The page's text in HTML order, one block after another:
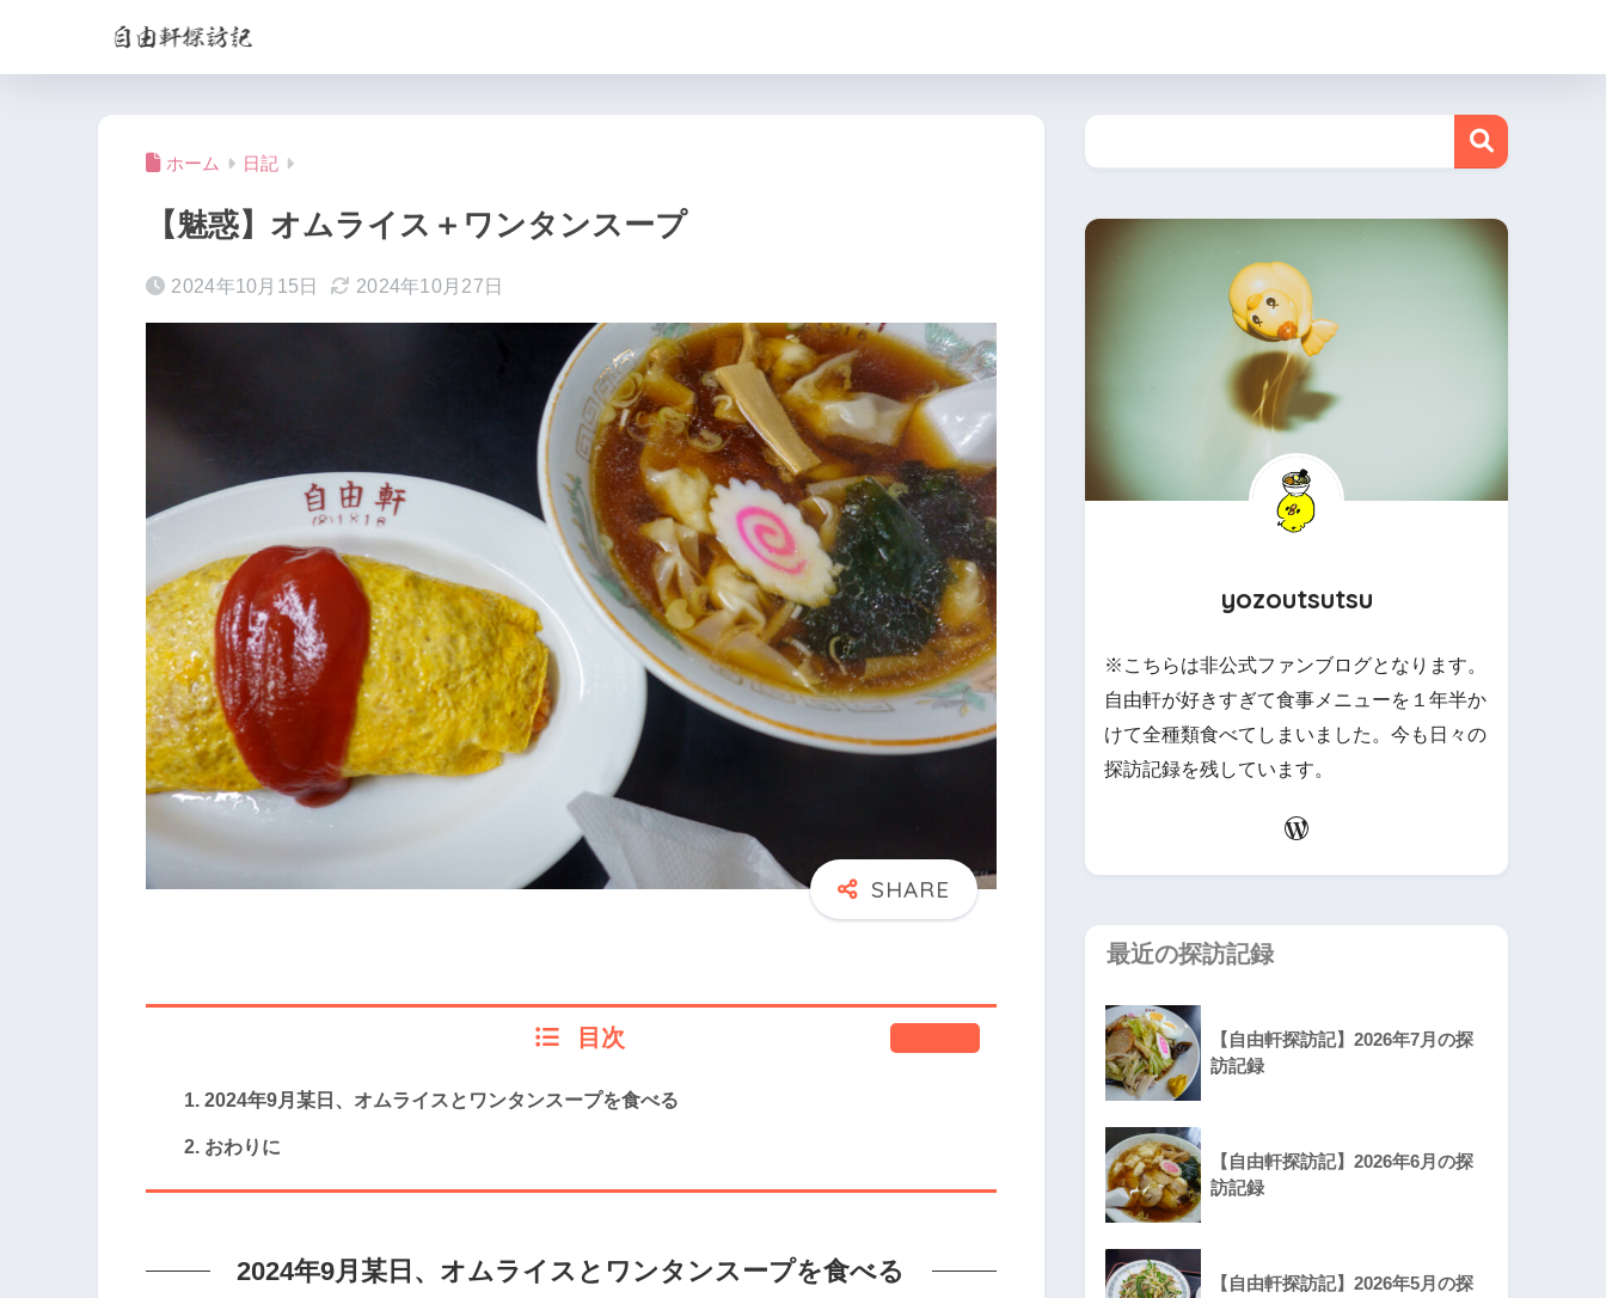
ホーム 日記
【魅惑】オムライス＋ワンタンスープ
2024年10月15日 2024年10月27日
目次
2024年9月某日、オムライスとワンタンスープを食べる
おわりに
2024年9月某日、オムライスとワンタンスープを食べる
yozoutsutsu
※こちらは非公式ファンブログとなります。
自由軒が好きすぎて食事メニューを１年半か
けて全種類食べてしまいました。今も日々の
探訪記録を残しています。
最近の探訪記録
【自由軒探訪記】2026年7月の探
訪記録
【自由軒探訪記】2026年6月の探
訪記録
【自由軒探訪記】2026年5月の探